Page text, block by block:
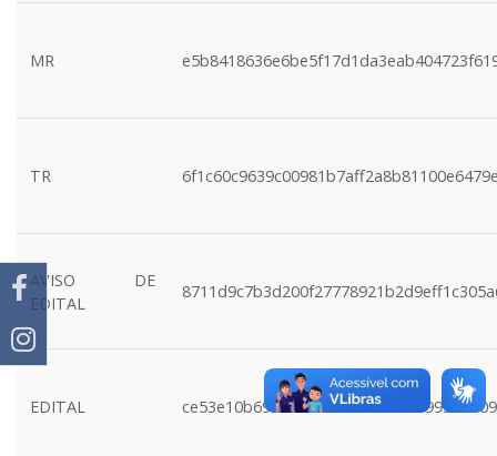
MR
TR
AVISO DE
EDITAL
EDITAL